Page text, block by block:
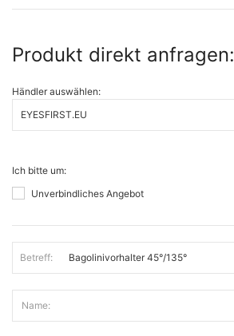
Produkt direkt anfragen:
Händler auswählen:
Ich bitte um:
Unverbindliches Angebot
Betreff:
Name: